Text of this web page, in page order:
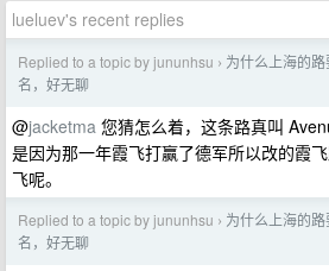
lueluev's recent replies
Replied to a topic by jununhsu › 为什么上海的
名，好无聊
@jacketma 您猜怎么着，这条路真叫
是因为那一年霞飞打赢了德军所以改的霞
飞呢。
Replied to a topic by jununhsu › 为什么上海的
名，好无聊